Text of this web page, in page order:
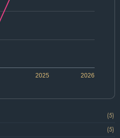
2026
2025
(5)
(5)